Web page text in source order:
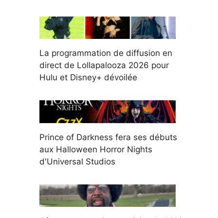
La programmation de diffusion en
direct de Lollapalooza 2026 pour
Hulu et Disney+ dévoilée
Prince of Darkness fera ses débuts
aux Halloween Horror Nights
d'Universal Studios